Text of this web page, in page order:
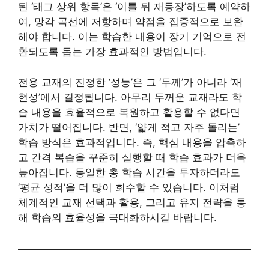
된 ‘태그 상위 항목’은 ‘이틀 뒤 재등장’하도록 예약하
여, 망각 곡선에 저항하며 약점을 집중적으로 보완
해야 합니다. 이는 학습한 내용이 장기 기억으로 전
환되도록 돕는 가장 효과적인 방법입니다.
전용 교재의 진정한 ‘성능’은 그 ‘두께’가 아니라 ‘재
현성’에서 결정됩니다. 아무리 두꺼운 교재라도 학
습 내용을 효율적으로 복원하고 활용할 수 없다면
가치가 떨어집니다. 반면, ‘얇게 적고 자주 돌리는’
학습 방식은 효과적입니다. 즉, 핵심 내용을 압축하
고 간격 복습을 꾸준히 실행할 때 학습 효과가 더욱
높아집니다. 동일한 총 학습 시간을 투자하더라도
‘평균 성적’을 더 많이 회수할 수 있습니다. 이처럼
체계적인 교재 선택과 활용, 그리고 유지 전략을 통
해 학습의 효율성을 극대화하시길 바랍니다.